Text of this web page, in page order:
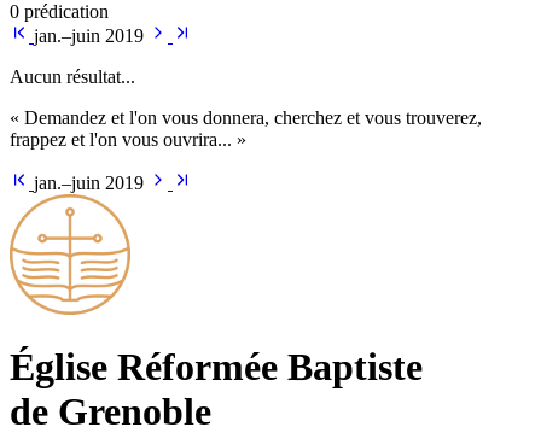
0 prédication
jan.–juin 2019
Aucun résultat...
« Demandez et l'on vous donnera, cherchez et vous trouverez,
frappez et l'on vous ouvrira... »
jan.–juin 2019
Église Ré­for­mée Bap­tiste
de Grenoble